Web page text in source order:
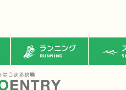
ランニング ス